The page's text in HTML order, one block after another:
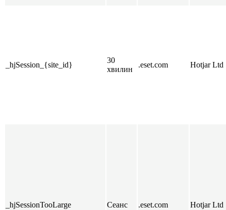
_hjSession_{site_id}
30
хвилин
.eset.com Hotjar Ltd
_hjSessionTooLarge Сеанс .eset.com Hotjar Ltd